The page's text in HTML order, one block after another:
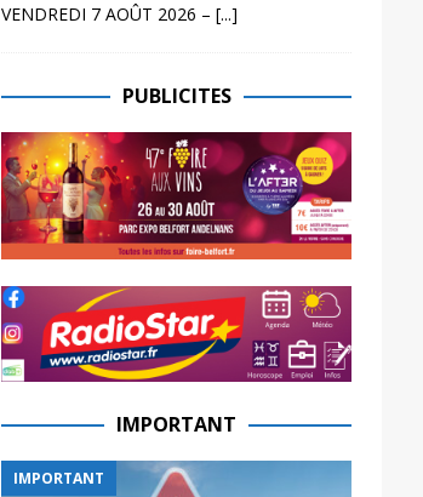
VENDREDI 7 AOÛT 2026 – [...]
PUBLICITES
IMPORTANT
IMPORTANT